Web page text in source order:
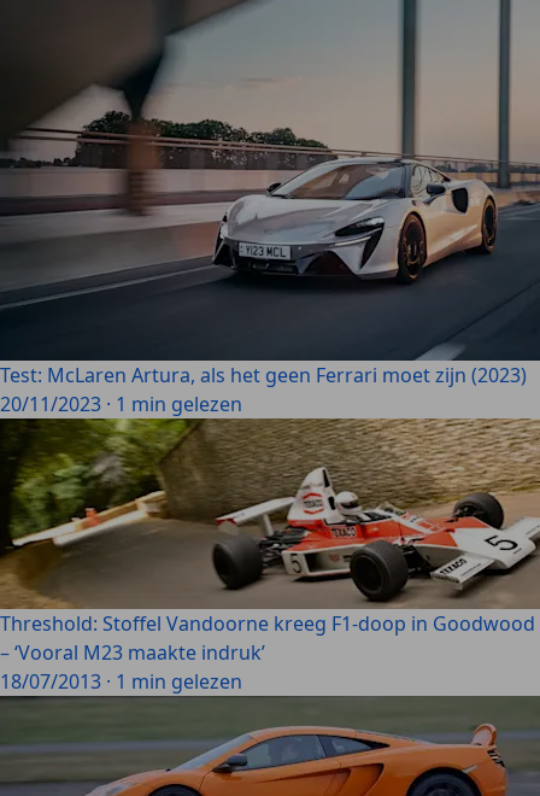
Test: McLaren Artura, als het geen Ferrari moet zijn (2023)
20/11/2023 · 1 min gelezen
Threshold: Stoffel Vandoorne kreeg F1-doop in Goodwood
– ‘Vooral M23 maakte indruk’
18/07/2013 · 1 min gelezen